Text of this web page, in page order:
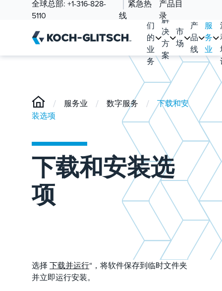
全球总部: +1-316-828-
5110
紧急热
线
产品目
录
们
的
业
务
解
决
方
案
市
场
产
品
线
服
务
业
/ 服务业 / 数字服务 /
下载和安
装选项
下载和安装选
项
选择 下载并运行“，将软件保存到临时文件夹
并立即运行安装。